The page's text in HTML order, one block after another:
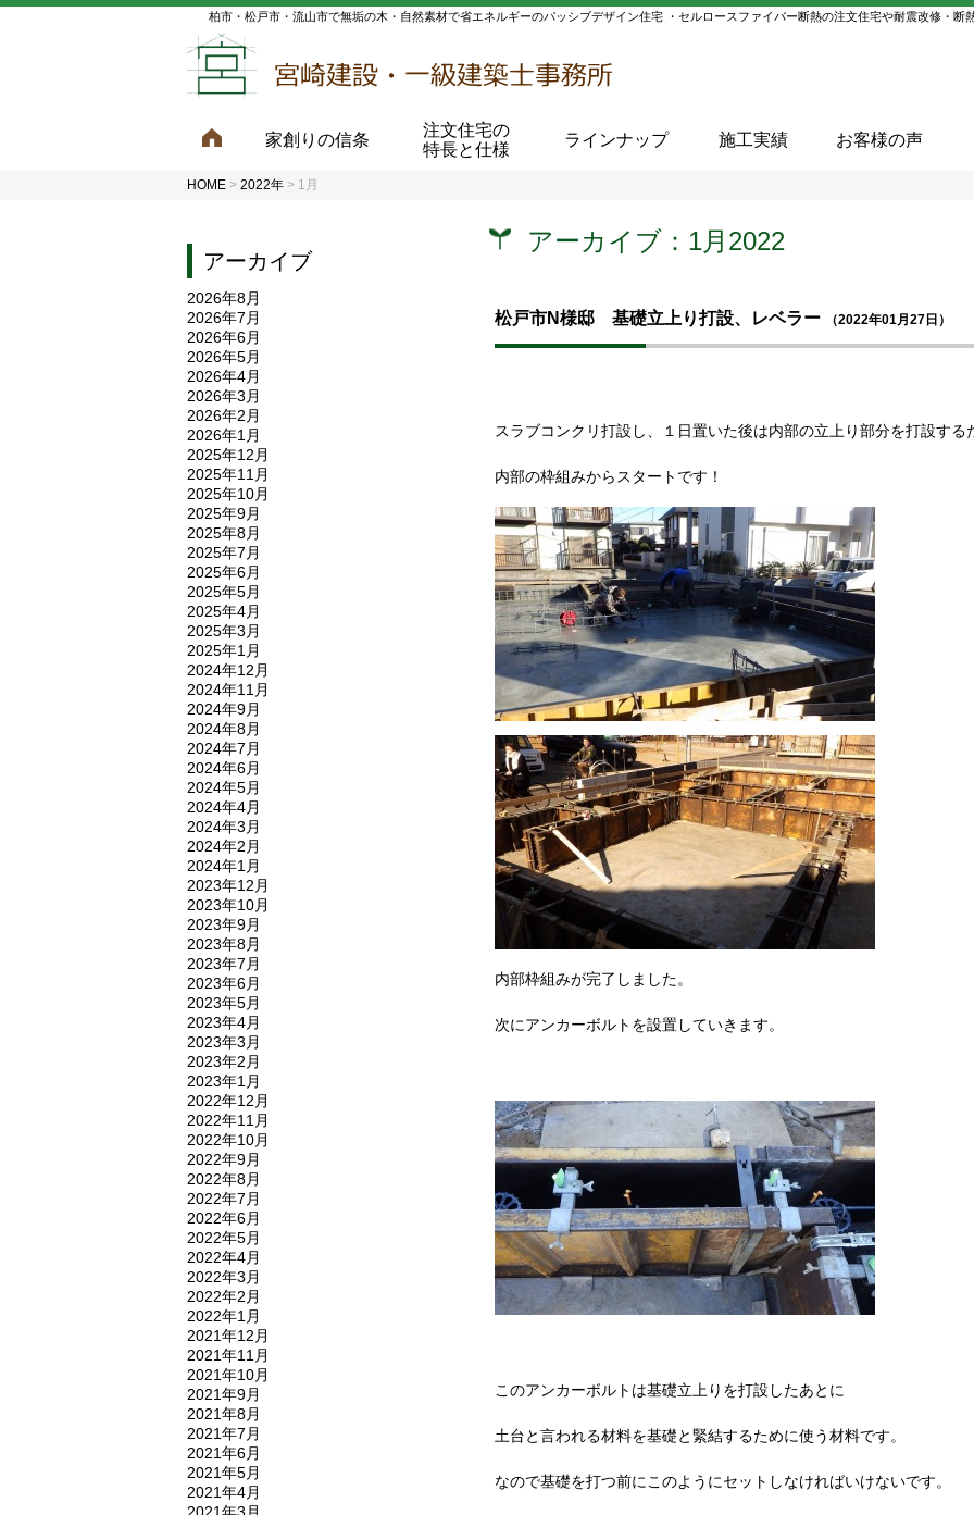
柏市・松戸市・流山市で無垢の木・自然素材で省エネルギーのパッシブデザイン住宅 ・セルロースファイバー断熱の注文住宅や耐震改修・
家創りの信条
注文住宅の
特長と仕様
ラインナップ 施工実績 お客様の声
HOME > 2022年 > 1月
アーカイブ：1月2022
松戸市N様邸 基礎立上り打設、レベラー （2022年01月27日）
スラブコンクリ打設し、１日置いた後は内部の立上り部分を打設する
内部の枠組みからスタートです！
内部枠組みが完了しました。
次にアンカーボルトを設置していきます。
このアンカーボルトは基礎立上りを打設したあとに
土台と言われる材料を基礎と緊結するために使う材料です。
なので基礎を打つ前にこのようにセットしなければいけないです。
アーカイブ
2026年8月
2026年7月
2026年6月
2026年5月
2026年4月
2026年3月
2026年2月
2026年1月
2025年12月
2025年11月
2025年10月
2025年9月
2025年8月
2025年7月
2025年6月
2025年5月
2025年4月
2025年3月
2025年1月
2024年12月
2024年11月
2024年9月
2024年8月
2024年7月
2024年6月
2024年5月
2024年4月
2024年3月
2024年2月
2024年1月
2023年12月
2023年10月
2023年9月
2023年8月
2023年7月
2023年6月
2023年5月
2023年4月
2023年3月
2023年2月
2023年1月
2022年12月
2022年11月
2022年10月
2022年9月
2022年8月
2022年7月
2022年6月
2022年5月
2022年4月
2022年3月
2022年2月
2022年1月
2021年12月
2021年11月
2021年10月
2021年9月
2021年8月
2021年7月
2021年6月
2021年5月
2021年4月
2021年3月